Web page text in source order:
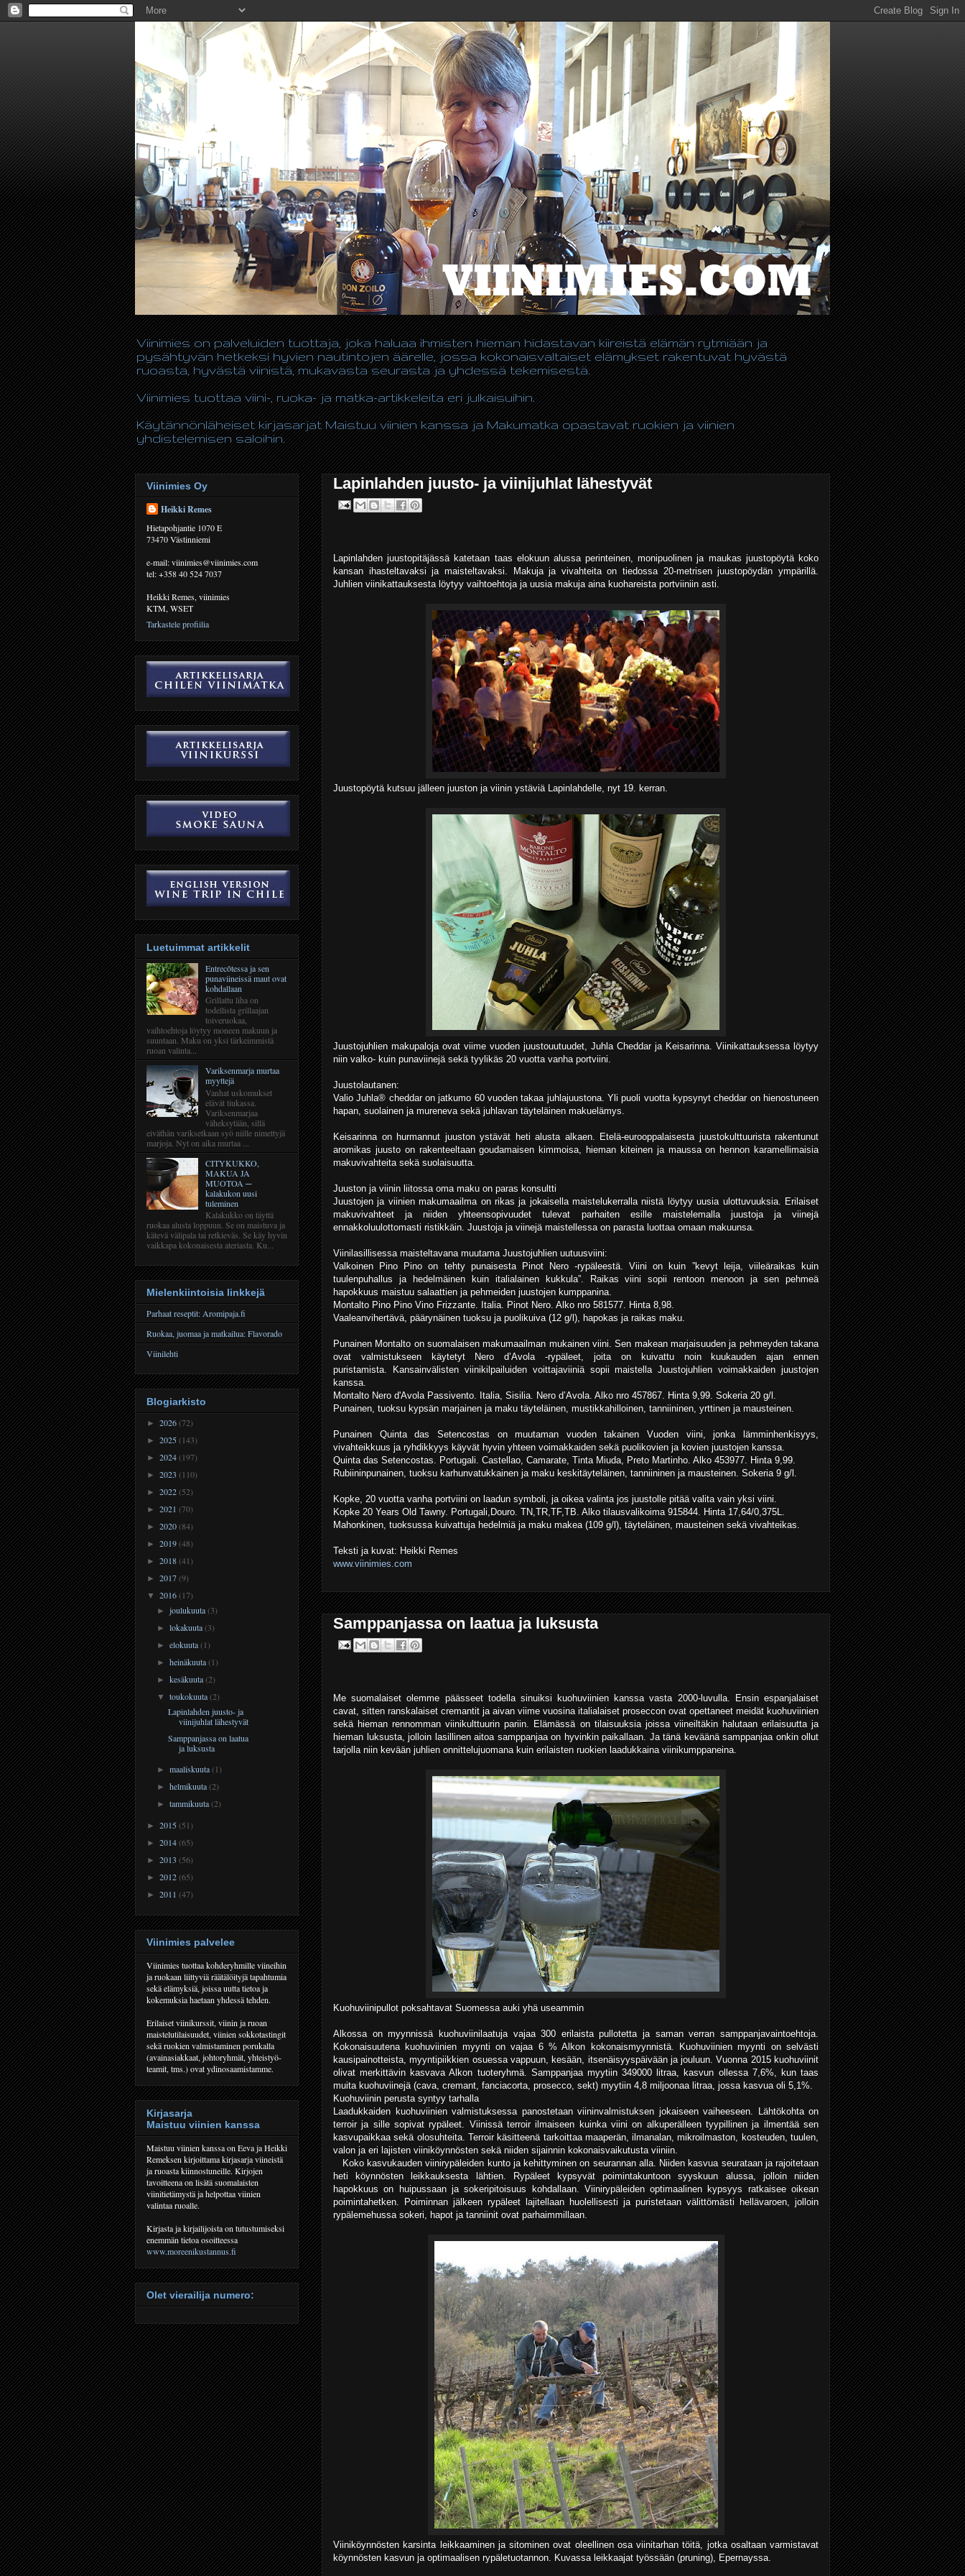
Viinimies on palveluiden tuottaja, joka haluaa ihmisten hieman hidastavan kiireistä elämän rytmiään ja
pysähtyvän hetkeksi hyvien nautintojen äärelle, jossa kokonaisvaltaiset elämykset rakentuvat hyvästä
ruoasta, hyvästä viinistä, mukavasta seurasta ja yhdessä tekemisestä.
Viinimies tuottaa viini-, ruoka- ja matka-artikkeleita eri julkaisuihin.
Käytännönläheiset kirjasarjat Maistuu viinien kanssa ja Makumatka opastavat ruokien ja viinien
yhdistelemisen saloihin.
Lapinlahden juusto- ja viinijuhlat lähestyvät
Lapinlahden juustopitäjässä katetaan taas elokuun alussa perinteinen, monipuolinen ja maukas juustopöytä koko
kansan ihasteltavaksi ja maisteltavaksi. Makuja ja vivahteita on tiedossa 20-metrisen juustopöydän ympärillä.
Juhlien viinikattauksesta löytyy vaihtoehtoja ja uusia makuja aina kuohareista portviiniin asti.
Juustopöytä kutsuu jälleen juuston ja viinin ystäviä Lapinlahdelle, nyt 19. kerran.
Juustojuhlien makupaloja ovat viime vuoden juustouutuudet, Juhla Cheddar ja Keisarinna. Viinikattauksessa löytyy
niin valko- kuin punaviinejä sekä tyylikäs 20 vuotta vanha portviini.
Juustolautanen:
Valio Juhla® cheddar on jatkumo 60 vuoden takaa juhlajuustona. Yli puoli vuotta kypsynyt cheddar on hienostuneen
hapan, suolainen ja mureneva sekä juhlavan täyteläinen makuelämys.
Keisarinna on hurmannut juuston ystävät heti alusta alkaen. Etelä-eurooppalaisesta juustokulttuurista rakentunut
aromikas juusto on rakenteeltaan goudamaisen kimmoisa, hieman kiteinen ja maussa on hennon karamellimaisia
makuvivahteita sekä suolaisuutta.
Juuston ja viinin liitossa oma maku on paras konsultti
Juustojen ja viinien makumaailma on rikas ja jokaisella maistelukerralla niistä löytyy uusia ulottuvuuksia. Erilaiset
makuvivahteet ja niiden yhteensopivuudet tulevat parhaiten esille maistelemalla juustoja ja viinejä
ennakkoluulottomasti ristikkäin. Juustoja ja viinejä maistellessa on parasta luottaa omaan makuunsa.
Viinilasillisessa maisteltavana muutama Juustojuhlien uutuusviini:
Valkoinen Pino Pino on tehty punaisesta Pinot Nero -rypäleestä. Viini on kuin ”kevyt leija, viileäraikas kuin
tuulenpuhallus ja hedelmäinen kuin italialainen kukkula”. Raikas viini sopii rentoon menoon ja sen pehmeä
hapokkuus maistuu salaattien ja pehmeiden juustojen kumppanina.
Montalto Pino Pino Vino Frizzante. Italia. Pinot Nero. Alko nro 581577. Hinta 8,98.
Vaaleanvihertävä, päärynäinen tuoksu ja puolikuiva (12 g/l), hapokas ja raikas maku.
Punainen Montalto on suomalaisen makumaailman mukainen viini. Sen makean marjaisuuden ja pehmeyden takana
ovat valmistukseen käytetyt Nero d’Avola -rypäleet, joita on kuivattu noin kuukauden ajan ennen
puristamista. Kansainvälisten viinikilpailuiden voittajaviiniä sopii maistella Juustojuhlien voimakkaiden juustojen
kanssa.
Montalto Nero d'Avola Passivento. Italia, Sisilia. Nero d’Avola. Alko nro 457867. Hinta 9,99. Sokeria 20 g/l.
Punainen, tuoksu kypsän marjainen ja maku täyteläinen, mustikkahilloinen, tanniininen, yrttinen ja mausteinen.
Punainen Quinta das Setencostas on muutaman vuoden takainen Vuoden viini, jonka lämminhenkisyys,
vivahteikkuus ja ryhdikkyys käyvät hyvin yhteen voimakkaiden sekä puolikovien ja kovien juustojen kanssa.
Quinta das Setencostas. Portugali. Castellao, Camarate, Tinta Miuda, Preto Martinho. Alko 453977. Hinta 9,99.
Rubiininpunainen, tuoksu karhunvatukkainen ja maku keskitäyteläinen, tanniininen ja mausteinen. Sokeria 9 g/l.
Kopke, 20 vuotta vanha portviini on laadun symboli, ja oikea valinta jos juustolle pitää valita vain yksi viini.
Kopke 20 Years Old Tawny. Portugali,Douro. TN,TR,TF,TB. Alko tilausvalikoima 915844. Hinta 17,64/0,375L.
Mahonkinen, tuoksussa kuivattuja hedelmiä ja maku makea (109 g/l), täyteläinen, mausteinen sekä vivahteikas.
Teksti ja kuvat: Heikki Remes
www.viinimies.com
Samppanjassa on laatua ja luksusta
Me suomalaiset olemme päässeet todella sinuiksi kuohuviinien kanssa vasta 2000-luvulla. Ensin espanjalaiset
cavat, sitten ranskalaiset cremantit ja aivan viime vuosina italialaiset proseccon ovat opettaneet meidät kuohuviinien
sekä hieman rennomman viinikulttuurin pariin. Elämässä on tilaisuuksia joissa viineiltäkin halutaan erilaisuutta ja
hieman luksusta, jolloin lasillinen aitoa samppanjaa on hyvinkin paikallaan. Ja tänä keväänä samppanjaa onkin ollut
tarjolla niin kevään juhlien onnittelujuomana kuin erilaisten ruokien laadukkaina viinikumppaneina.
Kuohuviinipullot poksahtavat Suomessa auki yhä useammin
Alkossa on myynnissä kuohuviinilaatuja vajaa 300 erilaista pullotetta ja saman verran samppanjavaintoehtoja.
Kokonaisuutena kuohuviinien myynti on vajaa 6 % Alkon kokonaismyynnistä. Kuohuviinien myynti on selvästi
kausipainotteista, myyntipiikkien osuessa vappuun, kesään, itsenäisyyspäivään ja jouluun. Vuonna 2015 kuohuviinit
olivat merkittävin kasvava Alkon tuoteryhmä. Samppanjaa myytiin 349000 litraa, kasvun ollessa 7,6%, kun taas
muita kuohuviinejä (cava, cremant, fanciacorta, prosecco, sekt) myytiin 4,8 miljoonaa litraa, jossa kasvua oli 5,1%.
Kuohuviinin perusta syntyy tarhalla
Laadukkaiden kuohuviinien valmistuksessa panostetaan viininvalmistuksen jokaiseen vaiheeseen. Lähtökohta on
terroir ja sille sopivat rypäleet. Viinissä terroir ilmaiseen kuinka viini on alkuperälleen tyypillinen ja ilmentää sen
kasvupaikkaa sekä olosuhteita. Terroir käsitteenä tarkoittaa maaperän, ilmanalan, mikroilmaston, kosteuden, tuulen,
valon ja eri lajisten viiniköynnösten sekä niiden sijainnin kokonaisvaikutusta viiniin.
Koko kasvukauden viinirypäleiden kunto ja kehittyminen on seurannan alla. Niiden kasvua seurataan ja rajoitetaan
heti köynnösten leikkauksesta lähtien. Rypäleet kypsyvät poimintakuntoon syyskuun alussa, jolloin niiden
hapokkuus on huipussaan ja sokeripitoisuus kohdallaan. Viinirypäleiden optimaalinen kypsyys ratkaisee oikean
poimintahetken. Poiminnan jälkeen rypäleet lajitellaan huolellisesti ja puristetaan välittömästi hellävaroen, jolloin
rypälemehussa sokeri, hapot ja tanniinit ovat parhaimmillaan.
Viiniköynnösten karsinta leikkaaminen ja sitominen ovat oleellinen osa viinitarhan töitä, jotka osaltaan varmistavat
köynnösten kasvun ja optimaalisen rypäletuotannon. Kuvassa leikkaajat työssään (pruning), Epernayssa.
Viinimies Oy
Heikki Remes
Hietapohjantie 1070 E
73470 Västinniemi
e-mail: viinimies@viinimies.com
tel: +358 40 524 7037
Heikki Remes, viinimies
KTM, WSET
Tarkastele profiilia
Luetuimmat artikkelit
Entrecôtessa ja sen
punaviineissä maut ovat
kohdallaan
Grillattu liha on
todellista grillaajan
toiveruokaa,
vaihtoehtoja löytyy moneen makuun ja
suuntaan. Maku on yksi tärkeimmistä
ruoan valinta...
Variksenmarja murtaa
myyttejä
Vanhat uskomukset
elävät tiukassa.
Variksenmarjaa
väheksytään, sillä
eiväthän variksetkaan syö niille nimettyjä
marjoja. Nyt on aika murtaa ...
CITYKUKKO,
MAKUA JA
MUOTOA ─
kalakukon uusi
tuleminen
Kalakukko on täyttä
ruokaa alusta loppuun. Se on maistuva ja
kätevä välipala tai retkieväs. Se käy hyvin
vaikkapa kokonaisesta ateriasta. Ku...
Mielenkiintoisia linkkejä
Parhaat reseptit: Aromipaja.fi
Ruokaa, juomaa ja matkailua: Flavorado
Viinilehti
Blogiarkisto
► 2026(72)
► 2025(143)
► 2024(197)
► 2023 (110)
► 2022(52)
► 2021 (70)
► 2020(84)
► 2019(48)
► 2018(41)
► 2017(9)
▼ 2016(17)
►joulukuuta(3)
►lokakuuta(3)
►elokuuta(1)
►heinäkuuta(1)
►kesäkuuta(2)
▼toukokuuta(2)
Lapinlahden juusto- ja
viinijuhlat lähestyvät
Samppanjassa on laatua
ja luksusta
►maaliskuuta(1)
►helmikuuta(2)
►tammikuuta(2)
► 2015(51)
► 2014(65)
► 2013 (56)
► 2012(65)
► 2011 (47)
Viinimies palvelee
Viinimies tuottaa kohderyhmille viineihin
ja ruokaan liittyviä räätälöityjä tapahtumia
sekä elämyksiä, joissa uutta tietoa ja
kokemuksia haetaan yhdessä tehden.
Erilaiset viinikurssit, viinin ja ruoan
maistelutilaisuudet, viinien sokkotastingit
sekä ruokien valmistaminen porukalla
(avainasiakkaat, johtoryhmät, yhteistyö-
teamit, tms.) ovat ydinosaamistamme.
Kirjasarja
Maistuu viinien kanssa
Maistuu viinien kanssa on Eeva ja Heikki
Remeksen kirjoittama kirjasarja viineistä
ja ruoasta kiinnostuneille. Kirjojen
tavoitteena on lisätä suomalaisten
viinitietämystä ja helpottaa viinien
valintaa ruoalle.
Kirjasta ja kirjailijoista on tutustumiseksi
enemmän tietoa osoitteessa
www.moreenikustannus.fi
Olet vierailija numero: